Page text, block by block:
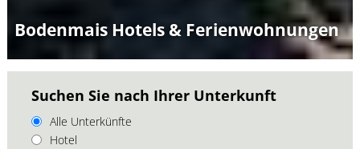
Bodenmais Hotels & Ferienwohnungen
Suchen Sie nach Ihrer Unterkunft
Alle Unterkünfte
Hotel